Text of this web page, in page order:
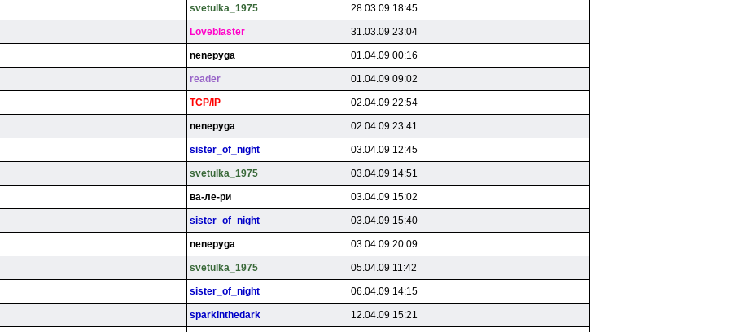
svetulka_1975 28.03.09 18:45
Loveblaster 31.03.09 23:04
nenepyga 01.04.09 00:16
reader 01.04.09 09:02
TCP/lP 02.04.09 22:54
nenepyga 02.04.09 23:41
sister_of_night 03.04.09 12:45
svetulka_1975 03.04.09 14:51
вa-лe-pи 03.04.09 15:02
sister_of_night 03.04.09 15:40
nenepyga 03.04.09 20:09
svetulka_1975 05.04.09 11:42
sister_of_night 06.04.09 14:15
sparkinthedark 12.04.09 15:21